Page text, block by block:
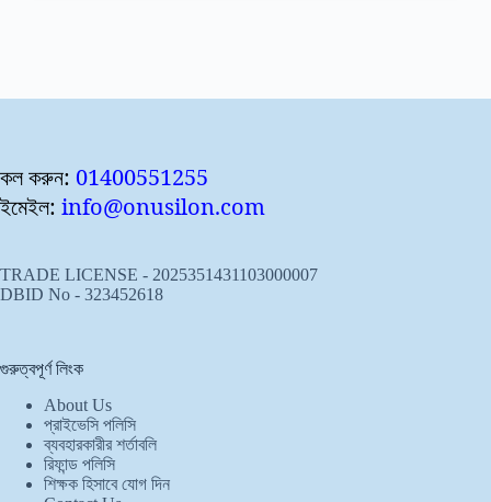
কল করুন: 01400551255
ইমেইল: info@onusilon.com
TRADE LICENSE - 2025351431103000007
DBID No - 323452618
গুরুত্বপূর্ণ লিংক
About Us
প্রাইভেসি পলিসি
ব্যবহারকারীর শর্তাবলি
রিফান্ড পলিসি
শিক্ষক হিসাবে যোগ দিন